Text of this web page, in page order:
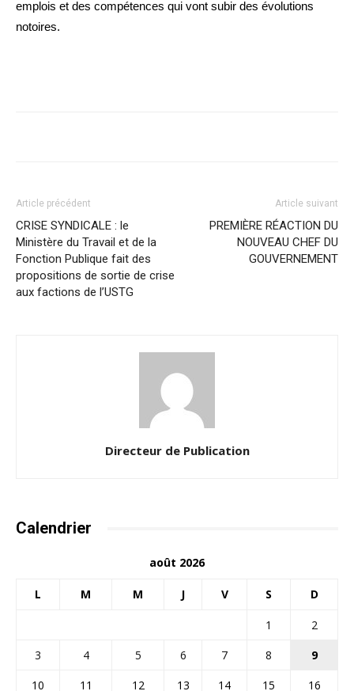
emplois et des compétences qui vont subir des évolutions
notoires.
Article précédent
CRISE SYNDICALE : le
Ministère du Travail et de la
Fonction Publique fait des
propositions de sortie de crise
aux factions de l’USTG
Article suivant
PREMIÈRE RÉACTION DU
NOUVEAU CHEF DU
GOUVERNEMENT
Directeur de Publication
Calendrier
août 2026
L M M J V S D
1
2
3
4 5 6 7 8
9
10
11 12 13 14 15 16